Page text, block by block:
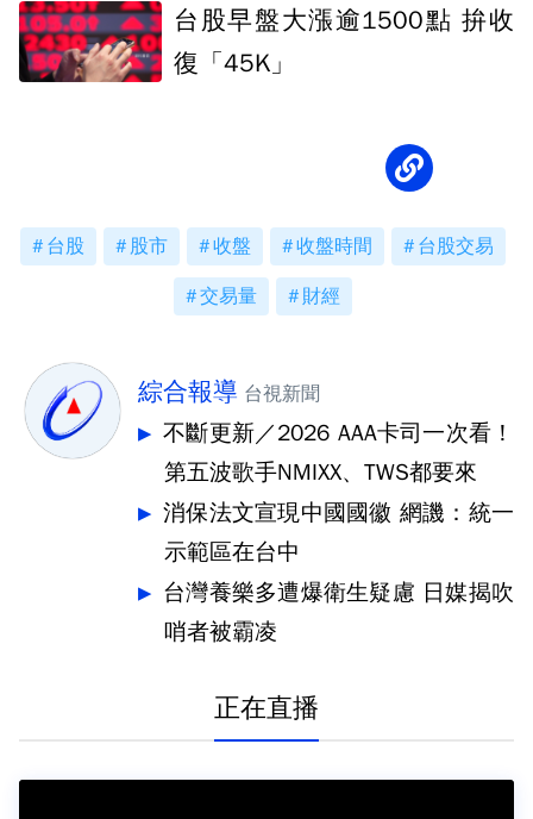
台股早盤大漲逾1500點 拚收
復「45K」
台股 股市 收盤 收盤時間 台股交易
交易量 財經
綜合報導 台視新聞
不斷更新／2026 AAA卡司一次看！
第五波歌手NMIXX、TWS都要來
消保法文宣現中國國徽 網譏：統一
示範區在台中
台灣養樂多遭爆衛生疑慮 日媒揭吹
哨者被霸凌
正在直播